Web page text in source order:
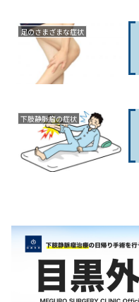
足のさまざまな症状
下肢静脈瘤の症状